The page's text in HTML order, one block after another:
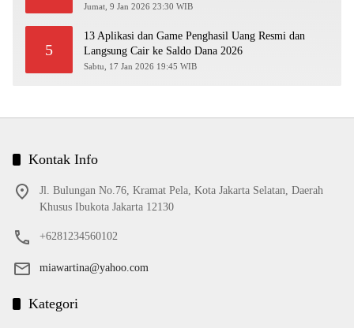
Jumat, 9 Jan 2026 23:30 WIB
5
13 Aplikasi dan Game Penghasil Uang Resmi dan
Langsung Cair ke Saldo Dana 2026
Sabtu, 17 Jan 2026 19:45 WIB
Kontak Info
Jl. Bulungan No.76, Kramat Pela, Kota Jakarta Selatan, Daerah
Khusus Ibukota Jakarta 12130
+6281234560102
miawartina@yahoo.com
Kategori